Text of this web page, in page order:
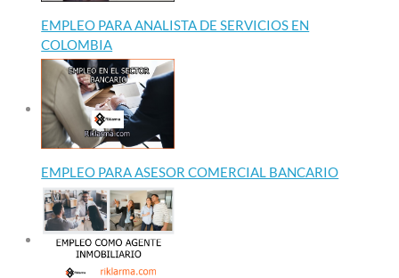
EMPLEO PARA ANALISTA DE SERVICIOS EN
COLOMBIA
EMPLEO PARA ASESOR COMERCIAL BANCARIO